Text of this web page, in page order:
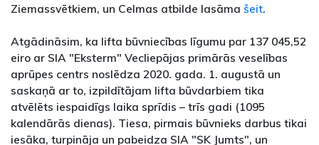
Ziemassvētkiem, un Celmas atbilde lasāma šeit.
Atgādināsim, ka lifta būvniecības līgumu par 137 045,52
eiro ar SIA "Eksterm" Vecliepājas primārās veselības
aprūpes centrs noslēdza 2020. gada. 1. augustā un
saskaņā ar to, izpildītājam lifta būvdarbiem tika
atvēlēts iespaidīgs laika sprīdis – trīs gadi (1095
kalendārās dienas). Tiesa, pirmais būvnieks darbus tikai
iesāka, turpināja un pabeidza SIA "SK Jumts", un